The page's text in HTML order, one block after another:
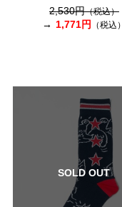
2,530円（税込）
1,771円 （税込）
SOLD OUT